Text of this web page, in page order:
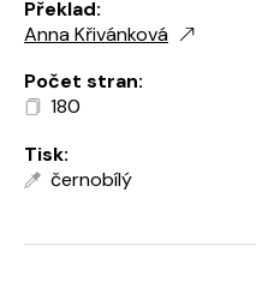
Překlad:
Anna Křivánková
Počet stran:
180
Tisk:
černobílý